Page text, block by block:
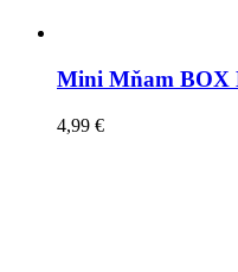
Mini Mňam BOX
4,99 €